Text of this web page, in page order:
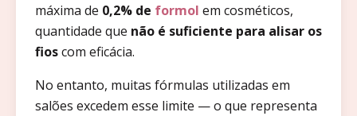
máxima de 0,2% de formol em cosméticos,
quantidade que não é suficiente para alisar os
fioscom eficácia.
No entanto, muitas fórmulas utilizadas em
salões excedem esse limite — o que representa